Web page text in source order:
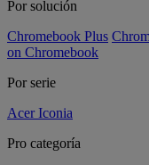
Por solución
Chromebook Plus
on Chromebook
Por serie
Acer Iconia
Pro categoría